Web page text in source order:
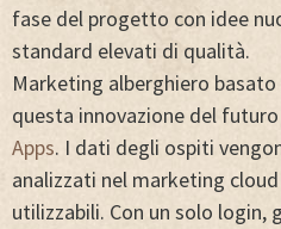
fase del progetto con idee
standard elevati di qualità.
Marketing alberghiero
questa innovazione del
Apps. I dati degli ospiti
analizzati nel marketing
utilizzabili. Con un solo login,